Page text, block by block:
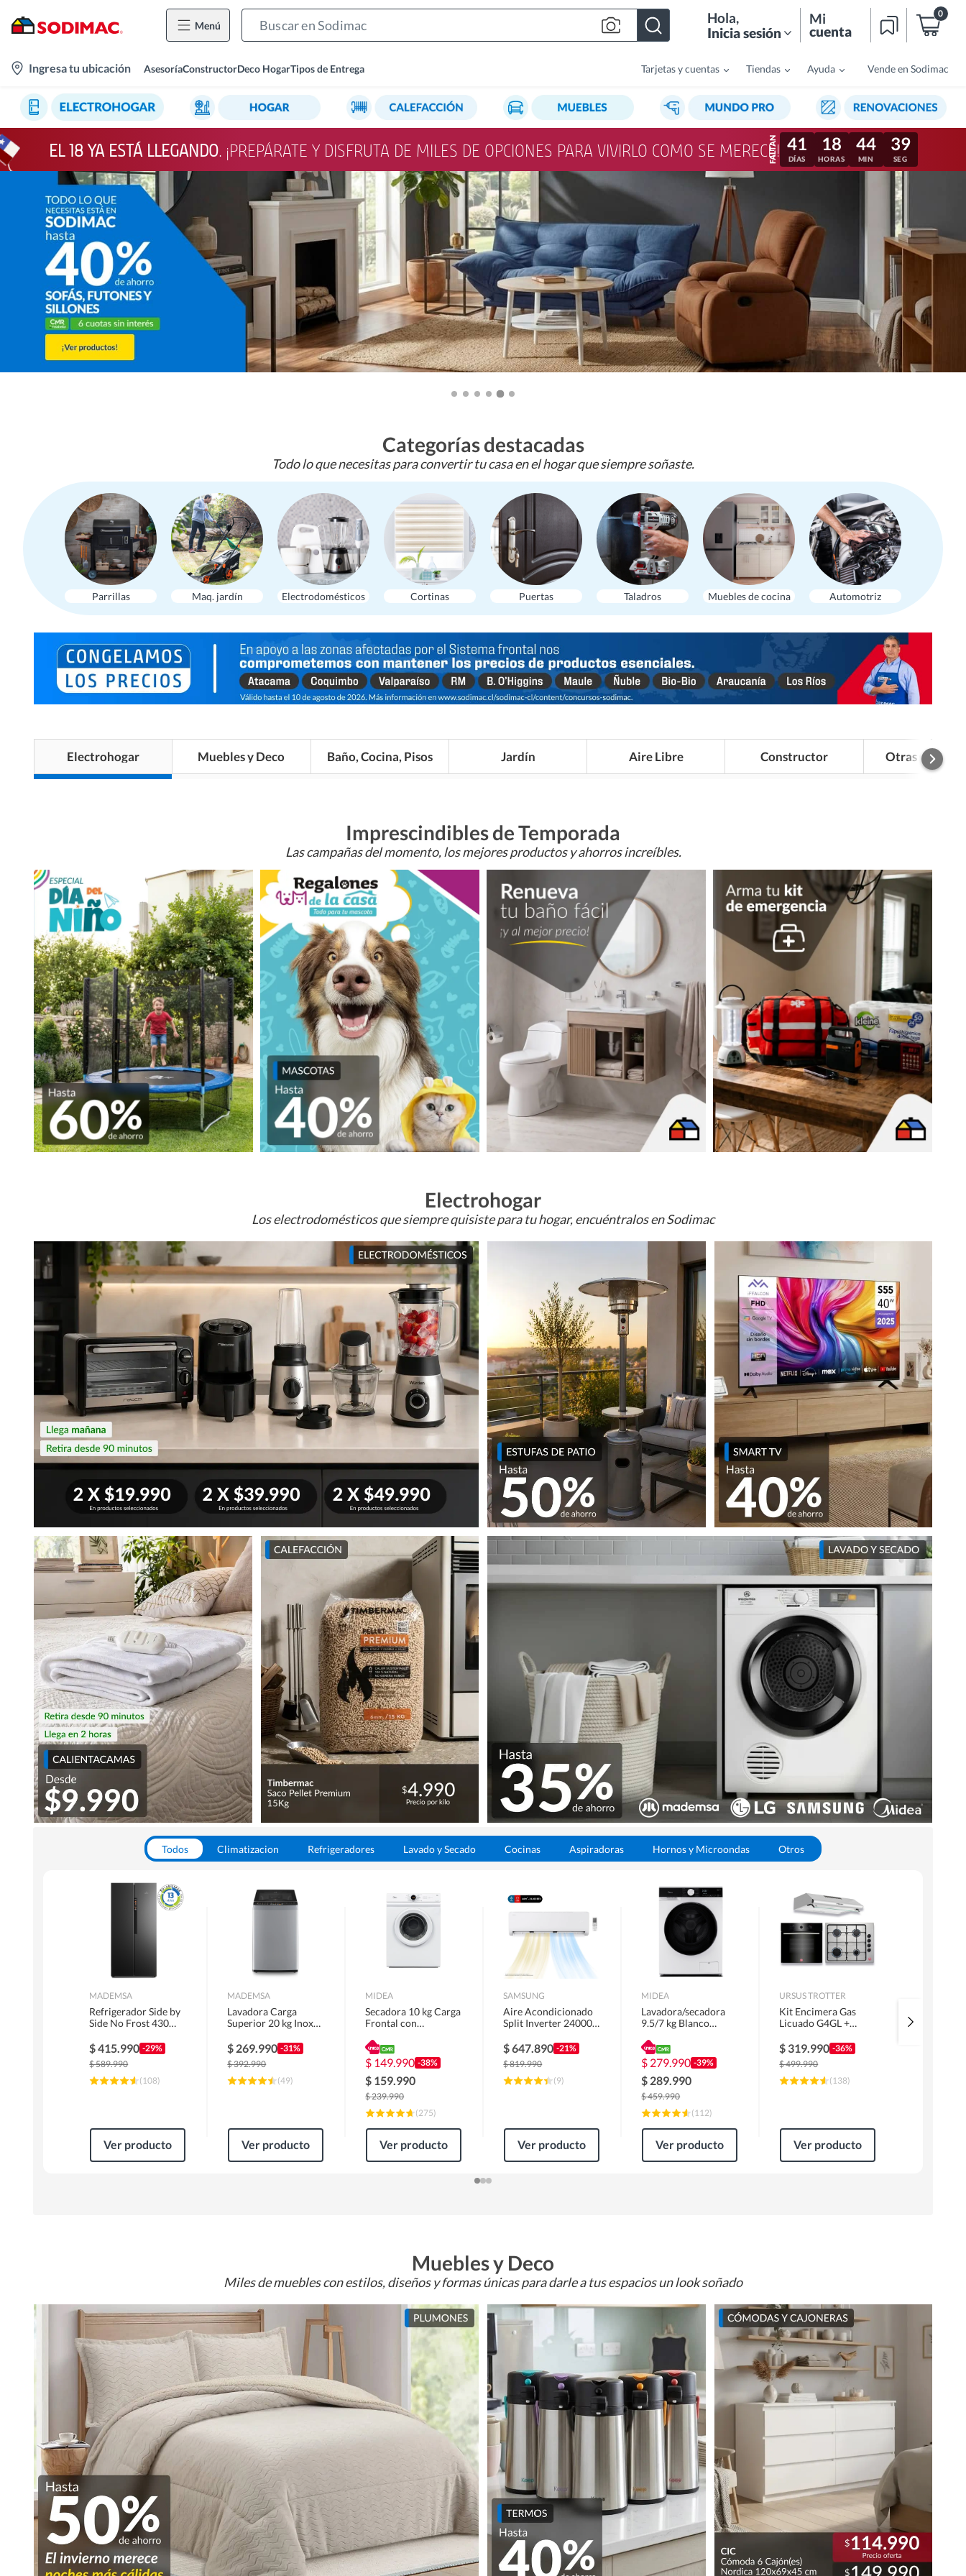
Menú Hola,
Inicia sesión
Mi
cuenta
0
location-
Ingresa tu ubicación AsesoríaConstructorDeco HogarTipos de Entrega Tarjetas y cuentas Tiendas Ayuda Vende en Sodimac
EL 18 YA ESTÁ LLEGANDO. ¡PREPÁRATE Y DISFRUTA DE MILES DE OPCIONES PARA VIVIRLO COMO SE MERECE! 41
DÍAS
18
HORAS
44
MIN
36
SEG
Categorías destacadas
Todo lo que necesitas para convertir tu casa en el hogar que siempre soñaste.
Parrillas Maq. jardín Electrodomésticos Cortinas Puertas Taladros Muebles de cocina Automotriz
Electrohogar Muebles y Deco Baño, Cocina, Pisos Jardín Aire Libre Constructor Otras
Imprescindibles de Temporada
Las campañas del momento, los mejores productos y ahorros increíbles.
Electrohogar
Los electrodomésticos que siempre quisiste para tu hogar, encuéntralos en Sodimac
Todos Climatizacion Refrigeradores Lavado y Secado Cocinas Aspiradoras Hornos y Microondas Otros
MADEMSA
Refrigerador Side by
Side No Frost 430
MAS430B
$415.990 -29%
$589.990
(108)
Ver producto
MADEMSA
Lavadora Carga
Superior 20 kg Inox
$ 269.990 -31%
$392.990
(49)
Ver producto
MIDEA
Secadora 10 kg Carga
Frontal con
MD100A100/W2
$ 149.990 -38%
$ 159.990
$239.990
(275)
Ver producto
SAMSUNG
Aire Acondicionado
Split Inverter 24000
$647.890 -21%
$819.990
(9)
Ver producto
MIDEA
Lavadora/secadora
9.5/7 kg Blanco
$ 279.990 -39%
$ 289.990
$459.990
(112)
Ver producto
URSUS TROTTER
Kit Encimera Gas
Licuado G4GL +
1 Motor FF60IN +
Horno EPC4NIG
$ 319.990 -36%
$499.990
(138)
Ver producto
Muebles y Deco
Miles de muebles con estilos, diseños y formas únicas para darle a tus espacios un look soñado